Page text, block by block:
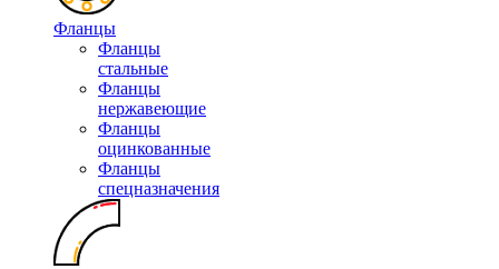
Фланцы
Фланцы
стальные
Фланцы
нержавеющие
Фланцы
оцинкованные
Фланцы
спецназначения